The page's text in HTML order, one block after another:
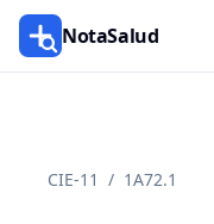
NotaSalud
CIE-11 / 1A72.1